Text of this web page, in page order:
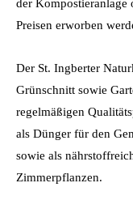
der Kompostieranlage
Preisen erworben
Der St. Ingberter
Grünschnitt sowie
regelmäßigen
als Dünger für den
sowie als
Zimmerpflanzen.